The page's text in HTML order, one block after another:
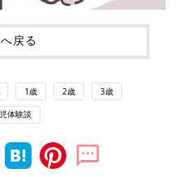
戻る
1歳 2歳 3歳
体験談